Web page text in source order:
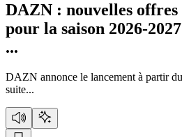
DAZN : nouvelles offres
pour la saison 2026-
...
DAZN annonce le lancement à partir
suite...